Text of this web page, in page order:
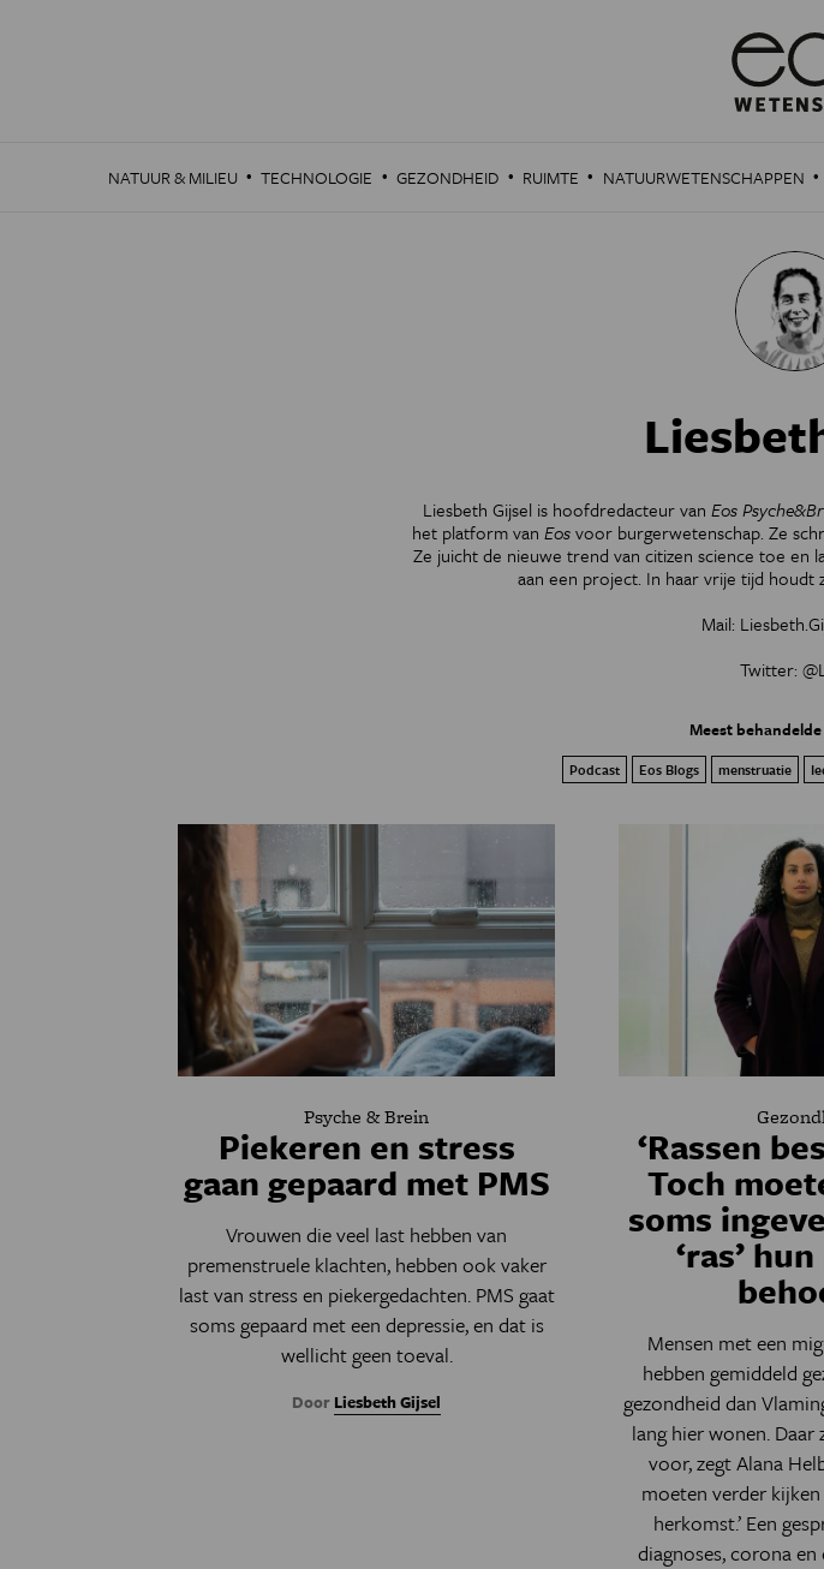
NATUUR & MILIEU · TECHNOLOGIE · GEZONDHEID · RUIMTE · NATUURWETENSCHAPPEN ·
Liesbeth Gijsel is hoofdredacteur van Eos
het platform van Eosvoor burgerwetenschap. Ze
Ze juicht de nieuwe trend van citizen science toe en
aan een project. In haar vrije tijd houdt
Mail:
Twitter:
Meest
Podcast Eos Blogs menstruatie
Psyche & Brein
Piekeren en stress
gaan gepaard met PMS
Vrouwen die veel last hebben van
premenstruele klachten, hebben ook vaker
last van stress en piekergedachten. PMS gaat
soms gepaard met een depressie, en dat is
wellicht geen toeval.
Door Liesbeth Gijsel
‘Rassen
Toch
soms
‘ras’
Mensen met een
hebben gemiddeld
gezondheid dan
lang hier wonen. Daar
voor, zegt Alana
moeten verder
herkomst.’ Een
diagnoses, corona